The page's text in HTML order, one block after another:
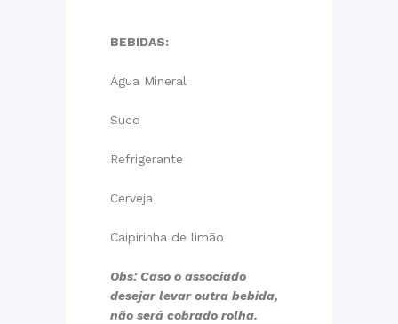
BEBIDAS:
Água Mineral
Suco
Refrigerante
Cerveja
Caipirinha de limão
Obs: Caso o associado
desejar levar outra bebida,
não será cobrado rolha.